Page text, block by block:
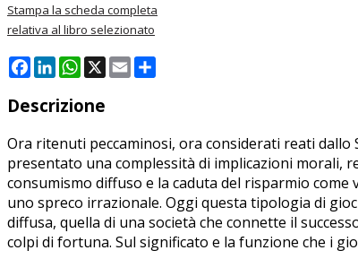
Stampa la scheda completa
relativa al libro selezionato
Facebook
LinkedIn
WhatsApp
X Email
Descrizione
Ora ritenuti peccaminosi, ora considerati reati
presentato una complessità di implicazioni morali,
consumismo diffuso e la caduta del risparmio
uno spreco irrazionale. Oggi questa tipologia di
diffusa, quella di una società che connette il
colpi di fortuna. Sul significato e la funzione che i